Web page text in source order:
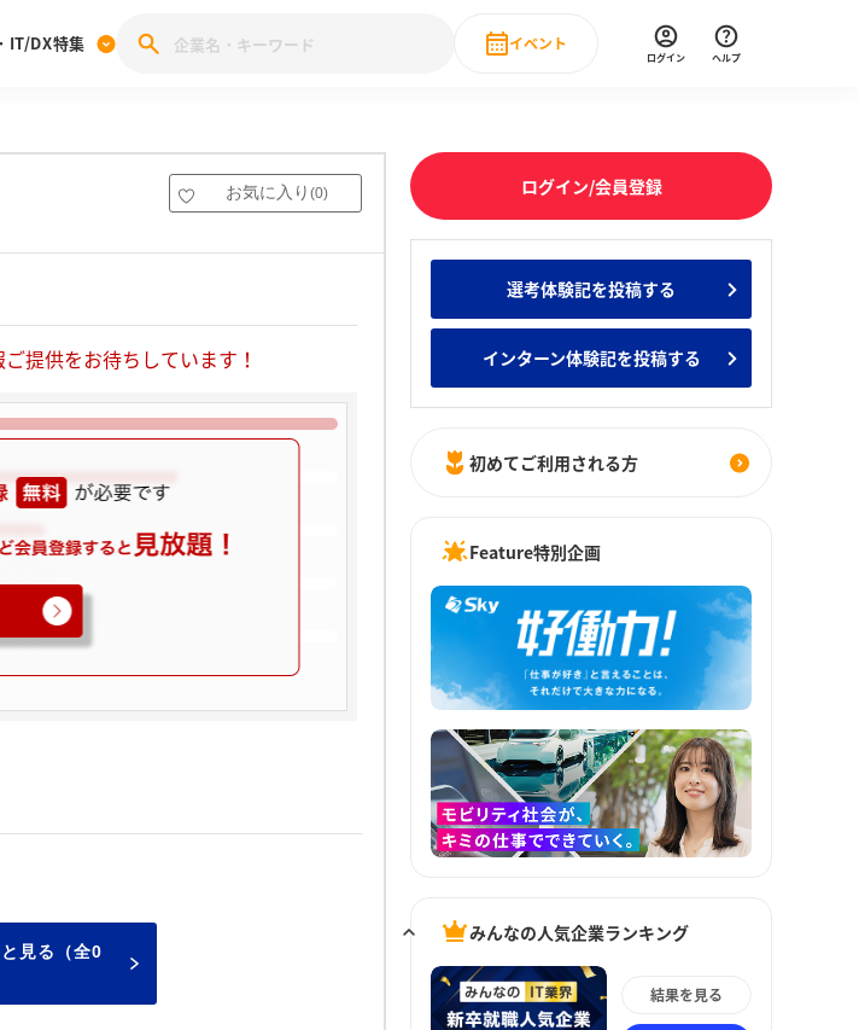
験記投稿キャンペーン
みんなの新卒就職人気企業ランキング みんなのインターン人気企業ランキ
IT/DX特集
特集 27卒 IT・DX企業特集 28卒 IT・DX現場社員インタビュー
イベント
直近のイベント一覧
ログイン ヘルプ
お気に入り (0)
提供をお待ちしています！
見る（全0
ログイン/会員登録
選考体験記を投稿する
インターン体験記を投稿する
初めてご利用される方
Feature特別企画
みんなの人気企業ランキング
結果を見る